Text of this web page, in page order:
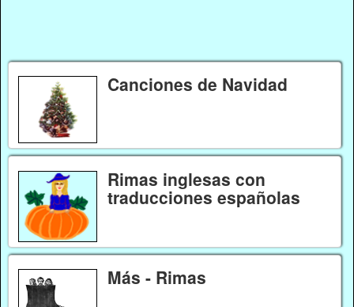
Canciones de Navidad
Rimas inglesas con
traducciones españolas
Más - Rimas